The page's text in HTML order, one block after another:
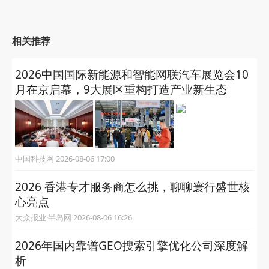
相关推荐
2026中国国际新能源和智能网联汽车展览会10
月在京启幕，9大展区重构打造产业新生态
中国科技网 2026-08-06 17:00
2026 香港专才服务商怎么挑，聊聊寰行盛世核
心亮点
大众报业·半岛网 2026-08-06 16:26
2026年国内靠谱GEO搜索引擎优化公司深度解
析